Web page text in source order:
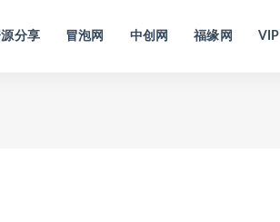
分享 冒泡网 中创网 福缘网 VIP